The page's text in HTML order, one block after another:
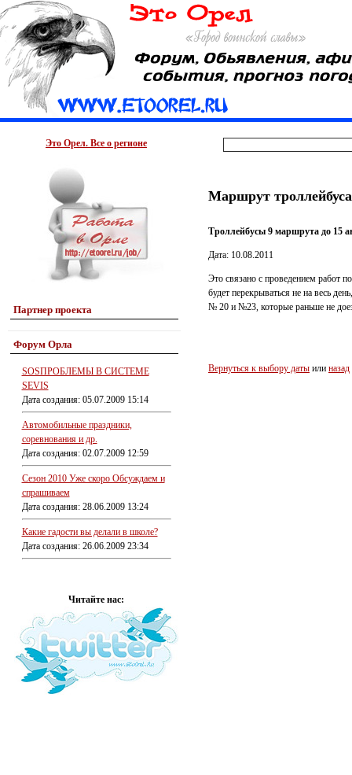
Это Орел. Все о регионе
Партнер проекта
Форум Орла
SOSПРОБЛЕМЫ В СИСТЕМЕ
SEVIS
Дата создания: 05.07.2009 15:14
Автомобильные праздники,
соревнования и др.
Дата создания: 02.07.2009 12:59
Сезон 2010 Уже скоро Обсуждаем и
спрашиваем
Дата создания: 28.06.2009 13:24
Какие гадости вы делали в школе?
Дата создания: 26.06.2009 23:34
Читайте нас:
Маршрут
Троллейбусы 9 маршрута до 15
Дата: 10.08.2011
Это связано с проведением работ
будет перекрываться не на весь
№ 20 и №23, которые раньше не
Вернуться к выбору даты или назад